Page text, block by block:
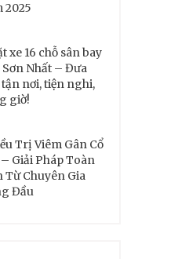
2025
xe 16 chỗ sân bay
Nhất – Đưa
nơi, tiện nghi,
giờ!
Trị Viêm Gân Cổ
Giải Pháp Toàn
Từ Chuyên Gia
Đầu